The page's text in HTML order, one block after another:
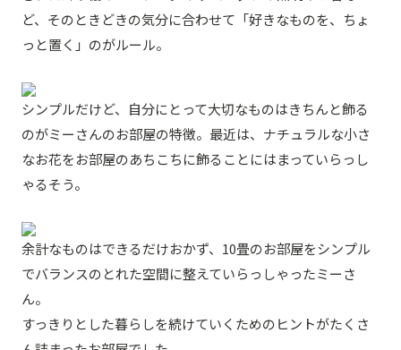
ど、そのときどきの気分に合わせて「好きなものを、ちょ
っと置く」のがルール。
シンプルだけど、自分にとって大切なものはきちんと飾る
のがミーさんのお部屋の特徴。最近は、ナチュラルな小さ
なお花をお部屋のあちこちに飾ることにはまっていらっし
ゃるそう。
余計なものはできるだけおかず、10畳のお部屋をシンプル
でバランスのとれた空間に整えていらっしゃったミーさ
ん。
すっきりとした暮らしを続けていくためのヒントがたくさ